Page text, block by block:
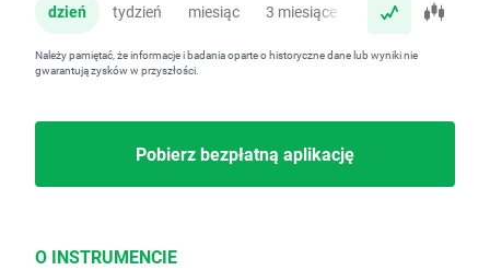
dzień tydzień miesiąc 3 miesiące rok
Należy pamiętać, że informacje i badania oparte o historyczne dane lub wyniki nie
gwarantują zysków w przyszłości.
Pobierz bezpłatną aplikację
O INSTRUMENCIE